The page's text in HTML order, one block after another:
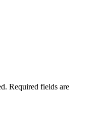
Required fields are